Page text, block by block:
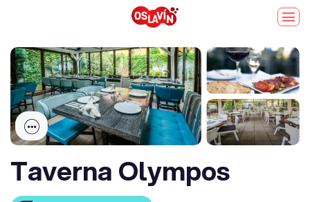
Taverna Olympos